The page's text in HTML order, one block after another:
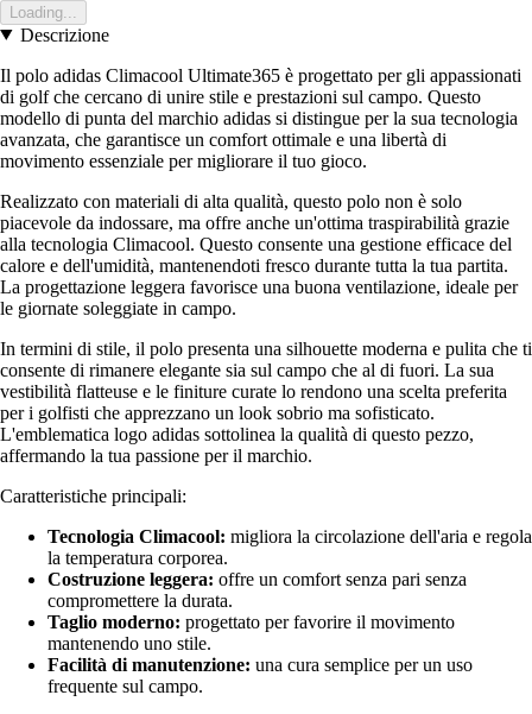
Loading...
Descrizione
Il polo adidas Climacool Ultimate365 è progettato per gli appassionati
di golf che cercano di unire stile e prestazioni sul campo. Questo
modello di punta del marchio adidas si distingue per la sua tecnologia
avanzata, che garantisce un comfort ottimale e una libertà di
movimento essenziale per migliorare il tuo gioco.
Realizzato con materiali di alta qualità, questo polo non è solo
piacevole da indossare, ma offre anche un'ottima traspirabilità grazie
alla tecnologia Climacool. Questo consente una gestione efficace del
calore e dell'umidità, mantenendoti fresco durante tutta la tua partita.
La progettazione leggera favorisce una buona ventilazione, ideale per
le giornate soleggiate in campo.
In termini di stile, il polo presenta una silhouette moderna e pulita che ti
consente di rimanere elegante sia sul campo che al di fuori. La sua
vestibilità flatteuse e le finiture curate lo rendono una scelta preferita
per i golfisti che apprezzano un look sobrio ma sofisticato.
L'emblematica logo adidas sottolinea la qualità di questo pezzo,
affermando la tua passione per il marchio.
Caratteristiche principali:
Tecnologia Climacool: migliora la circolazione dell'aria e regola
la temperatura corporea.
Costruzione leggera: offre un comfort senza pari senza
compromettere la durata.
Taglio moderno: progettato per favorire il movimento
mantenendo uno stile.
Facilità di manutenzione: una cura semplice per un uso
frequente sul campo.